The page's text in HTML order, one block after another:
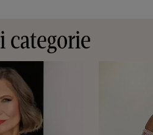
categorie